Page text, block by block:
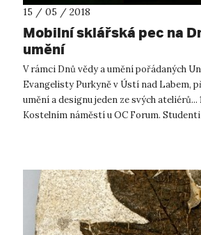
15 / 05 / 2018
Mobilní sklářská pec na
umění
V rámci Dnů vědy a umění pořádaných
Evangelisty Purkyně v Ústí nad Labem,
umění a designu jeden ze svých ateliérů...
Kostelním náměstí u OC Forum.